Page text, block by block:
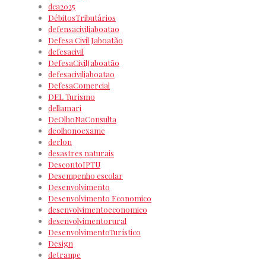
dca2025
DébitosTributários
defensaciviljaboatao
Defesa Civil Jaboatão
defesacivil
DefesaCivilJaboatão
defesaciviljaboatao
DefesaComercial
DEL Turismo
dellamari
DeOlhoNaConsulta
deolhonoexame
derlon
desastres naturais
DescontoIPTU
Desempenho escolar
Desenvolvimento
Desenvolvimento Economico
desenvolvimentoeconomico
desenvolvimentorural
DesenvolvimentoTurístico
Design
detranpe